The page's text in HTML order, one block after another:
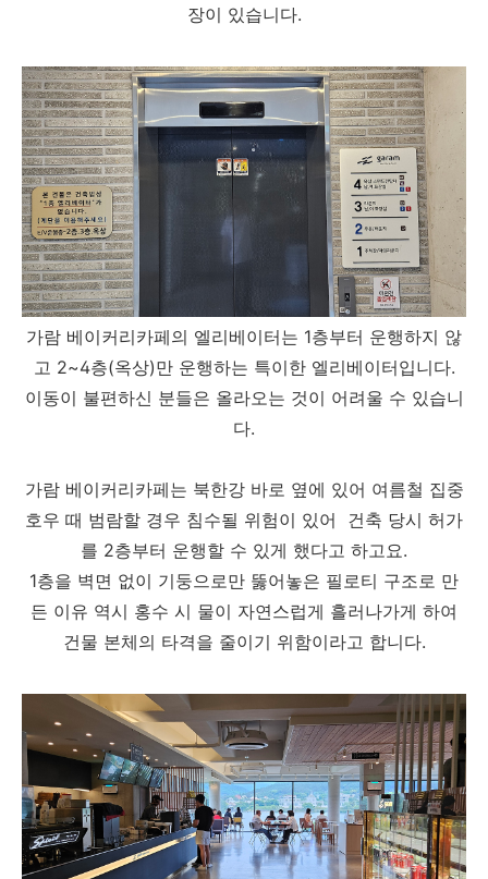
장이 있습니다.
가람 베이커리카페의 엘리베이터는 1층부터 운행하지 않
고 2~4층(옥상)만 운행하는 특이한 엘리베이터입니다.
이동이 불편하신 분들은 올라오는 것이 어려울 수 있습니
다.
가람 베이커리카페는 북한강 바로 옆에 있어 여름철 집중
호우 때 범람할 경우 침수될 위험이 있어 건축 당시 허가
를 2층부터 운행할 수 있게 했다고 하고요.
1층을 벽면 없이 기둥으로만 뚫어놓은 필로티 구조로 만
든 이유 역시 홍수 시 물이 자연스럽게 흘러나가게 하여
건물 본체의 타격을 줄이기 위함이라고 합니다.